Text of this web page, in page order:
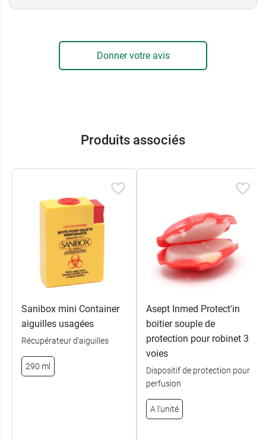
Donner votre avis
Produits associés
Sanibox mini Container
aiguilles usagées
Récupérateur d'aiguilles
290 ml
Asept Inmed Protect'in
boitier souple de
protection pour robinet 3
voies
Dispositif de protection pour
perfusion
A l'unité